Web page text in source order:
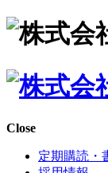
Close
定期購読・